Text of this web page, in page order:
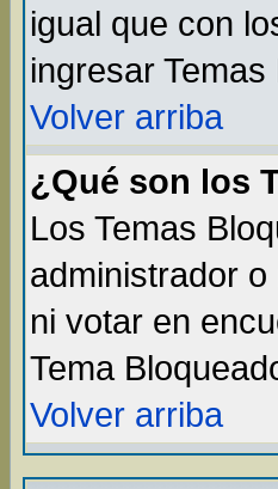
igual que con
ingresar
Volver arriba
¿Qué son los
Los Temas
administrador
ni votar en
Tema
Volver arriba